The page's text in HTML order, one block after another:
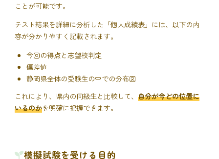
ことが可能です。
テスト結果を詳細に分析した「個人成績表」には、以下の内
容が分かりやすく記載されます。
今回の得点と志望校判定
偏差値
静岡県全体の受験生の中での分布図
これにより、県内の同級生と比較して、 自分が今どの位置に
いるのかを明確に把握できます。
模擬試験を受ける目的